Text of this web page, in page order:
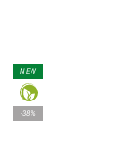
NEW
-38%